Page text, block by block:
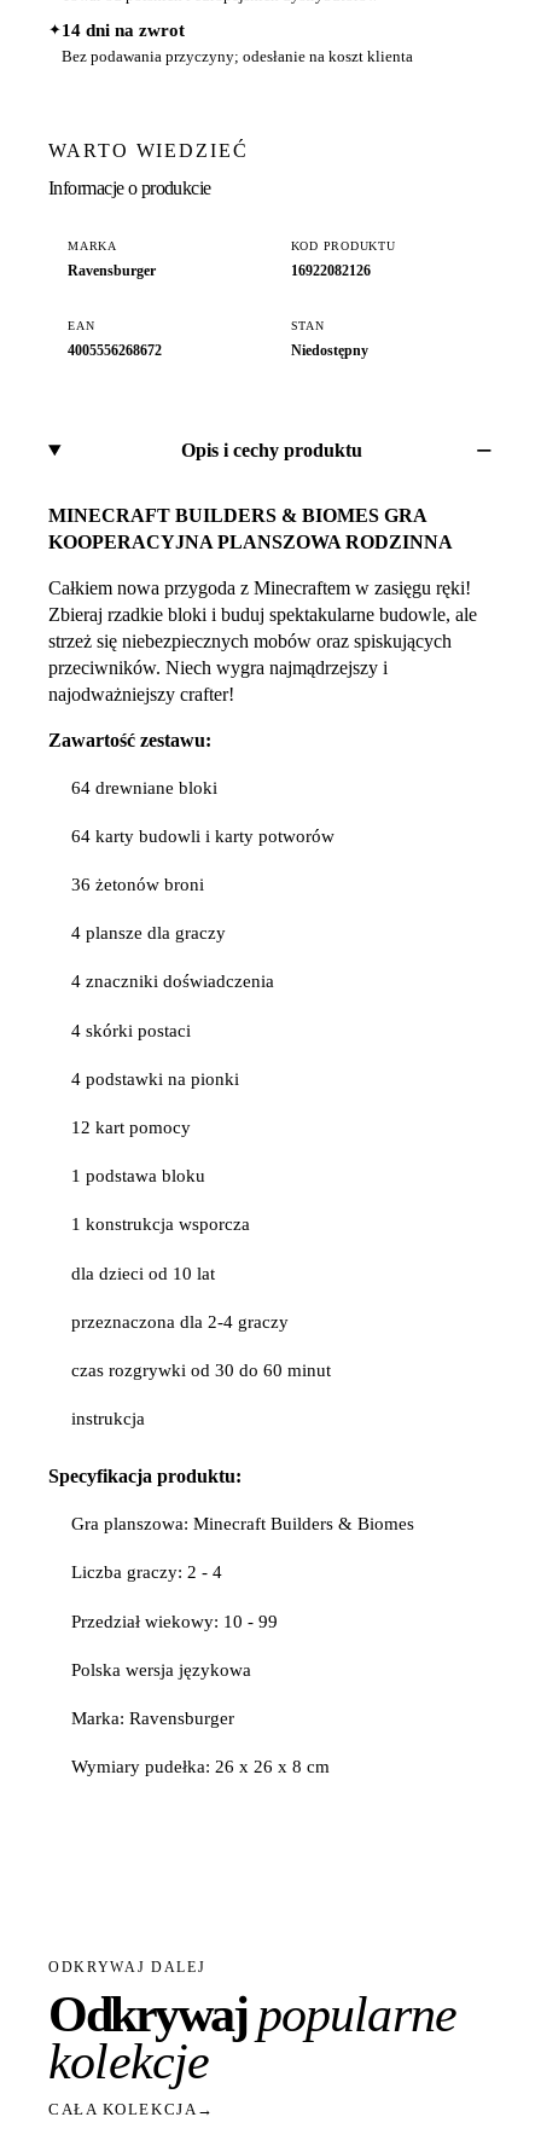
✦14 dni na zwrot
Bez podawania przyczyny; odesłanie na koszt klienta
WARTO WIEDZIEĆ
Informacje o produkcie
MARKA
Ravensburger
KOD PRODUKTU
16922082126
EAN
4005556268672
STAN
Niedostępny
Opis i cechy produktu
MINECRAFT BUILDERS & BIOMES GRA
KOOPERACYJNA PLANSZOWA RODZINNA
Całkiem nowa przygoda z Minecraftem w zasięgu ręki!
Zbieraj rzadkie bloki i buduj spektakularne budowle, ale
strzeż się niebezpiecznych mobów oraz spiskujących
przeciwników. Niech wygra najmądrzejszy i
najodważniejszy crafter!
Zawartość zestawu:
64 drewniane bloki
64 karty budowli i karty potworów
36 żetonów broni
4 plansze dla graczy
4 znaczniki doświadczenia
4 skórki postaci
4 podstawki na pionki
12 kart pomocy
1 podstawa bloku
1 konstrukcja wsporcza
dla dzieci od 10 lat
przeznaczona dla 2-4 graczy
czas rozgrywki od 30 do 60 minut
instrukcja
Specyfikacja produktu:
Gra planszowa: Minecraft Builders & Biomes
Liczba graczy: 2 - 4
Przedział wiekowy: 10 - 99
Polska wersja językowa
Marka: Ravensburger
Wymiary pudełka: 26 x 26 x 8 cm
ODKRYWAJ DALEJ
Odkrywajpopularne
kolekcje
CAŁA KOLEKCJA→